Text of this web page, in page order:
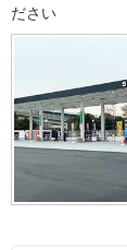
ださい